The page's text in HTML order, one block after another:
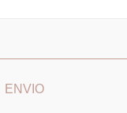
ENVIO